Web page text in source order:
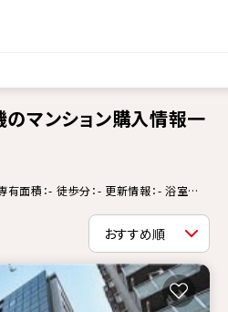
マンション購入情報一